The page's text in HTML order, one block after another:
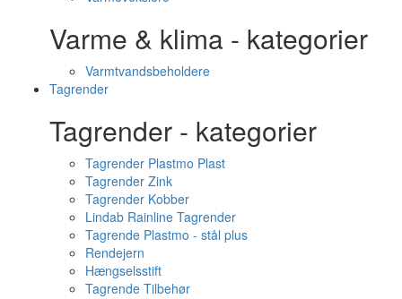
Varme & klima - kategorier
Varmtvandsbeholdere
Tagrender
Tagrender - kategorier
Tagrender Plastmo Plast
Tagrender Zink
Tagrender Kobber
Lindab Rainline Tagrender
Tagrende Plastmo - stål plus
Rendejern
Hængselsstift
Tagrende Tilbehør